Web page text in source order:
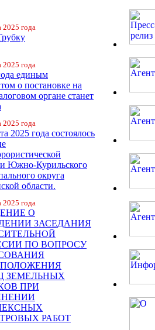
2025 года
2025 года
единым
о постановке на
органе станет
2025 года
2025 года состоялось
Южно-Курильского
округа
области.
2025 года
О
ЗАСЕДАНИЯ
ПО ВОПРОСУ
ЗЕМЕЛЬНЫХ
ПРИ
РАБОТ